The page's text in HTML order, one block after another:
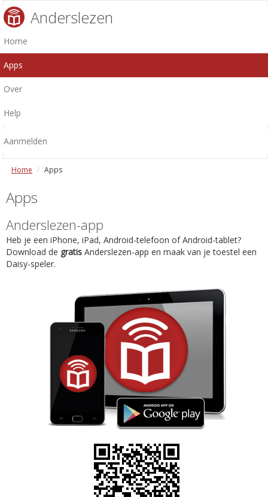
Anderslezen
Home
Apps
Over
Help
Aanmelden
Home Apps
Apps
Anderslezen-app
Heb je een iPhone, iPad, Android-telefoon of Android-tablet?
Download de gratis Anderslezen-app en maak van je toestel een
Daisy-speler.